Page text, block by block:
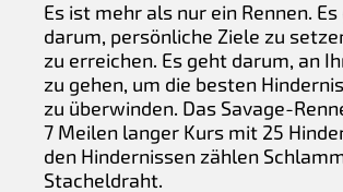
Es ist mehr als nur ein Rennen.
darum, persönliche Ziele zu
zu erreichen. Es geht darum, an
zu gehen, um die besten
zu überwinden. Das Savage-
7 Meilen langer Kurs mit 25
den Hindernissen zählen
Stacheldraht.